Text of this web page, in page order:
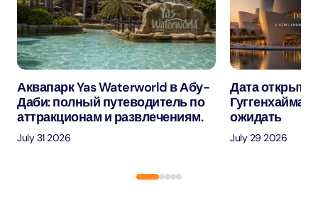
Аквапарк Yas Waterworld в Абу-
Даби: полный путеводитель по
аттракционам и развлечениям.
July 31 2026
Дата
Гуггенхайма
ожидать
July 29 2026